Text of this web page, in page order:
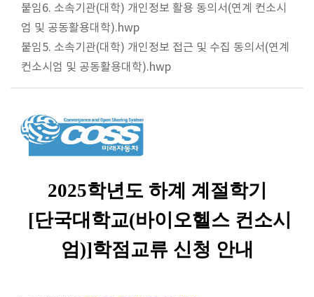
붙임6. 소속기관(대학) 개인정보 활용 동의서(연계 컨소시
엄 및 공동활용대학).hwp
붙임5. 소속기관(대학) 개인정보 접근 및 수집 동의서(연계
컨소시엄 및 공동활용대학).hwp
2025학년도 하계 계절학기
[단국대학교(바이오헬스 컨소시
엄)]학점교류 신청 안내